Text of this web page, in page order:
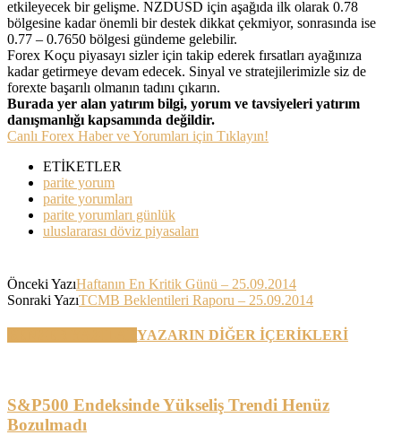
etkileyecek bir gelişme. NZDUSD için aşağıda ilk olarak 0.78
bölgesine kadar önemli bir destek dikkat çekmiyor, sonrasında ise
0.77 – 0.7650 bölgesi gündeme gelebilir.
Forex Koçu piyasayı sizler için takip ederek fırsatları ayağınıza
kadar getirmeye devam edecek. Sinyal ve stratejilerimizle siz de
forexte başarılı olmanın tadını çıkarın.
Burada yer alan yatırım bilgi, yorum ve tavsiyeleri yatırım
danışmanlığı kapsamında değildir.
Canlı Forex Haber ve Yorumları için Tıklayın!
ETİKETLER
parite yorum
parite yorumları
parite yorumları günlük
uluslararası döviz piyasaları
Önceki YazıHaftanın En Kritik Günü – 25.09.2014
Sonraki YazıTCMB Beklentileri Raporu – 25.09.2014
YAZARIN DİĞER İÇERİKLERİ
S&P500 Endeksinde Yükseliş Trendi Henüz
Bozulmadı